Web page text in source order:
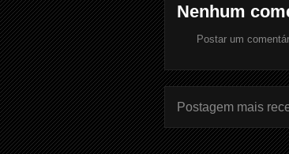
Nenhum
Postar um
Postagem mais